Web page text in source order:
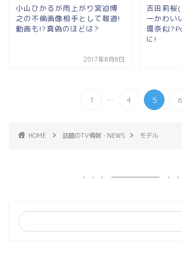
小山ひかるが雨上がり宮迫博
之の不倫画像相手として報道!
動画も!?真偽のほどは?
2017年8月8日
吉田莉桜
一かわい
環奈似
に!
1 ... 4 5 6
HOME 話題のTV情報・NEWS モデル